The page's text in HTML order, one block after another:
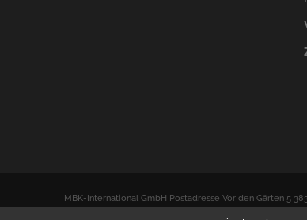
MBK-International GmbH Postadresse Vor den Gärten